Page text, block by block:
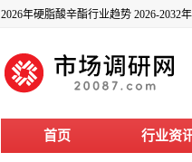
2026年硬脂酸辛酯行业趋势 2026-2032
首页 行业资